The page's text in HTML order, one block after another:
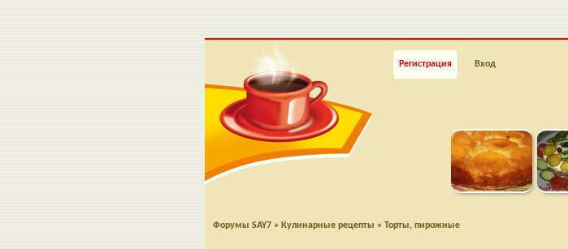
Регистрация Вход
Форумы SAY7 » Кулинарные рецепты » Торты, пирожные